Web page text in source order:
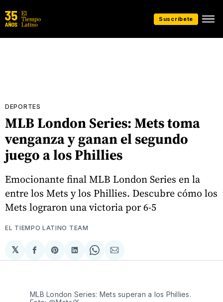
Suscríbete
DEPORTES
MLB London Series: Mets toma
venganza y ganan el segundo
juego a los Phillies
Emocionante final MLB London Series en la
entre los Mets y los Phillies. Descubre cómo los
Mets lograron una victoria por 6-5
EL TIEMPO LATINO TEAM
𝕏
Compartir
en
Share
on
Compartir
en
Share
on
Compartir
via
MLB London Series: Mets superan a los Phillies.